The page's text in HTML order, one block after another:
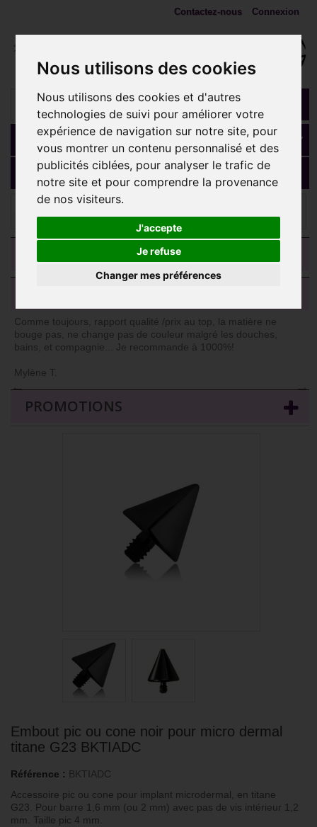
Nous utilisons des cookies
Nous utilisons des cookies et d'autres
technologies de suivi pour améliorer votre
expérience de navigation sur notre site, pour
vous montrer un contenu personnalisé et des
publicités ciblées, pour analyser le trafic de
notre site et pour comprendre la provenance
de nos visiteurs.
J'accepte
Je refuse
Changer mes préférences
Connexion
Contactez-nous
Panier (vide)
MENU
Bijoux de surface et implants
pour micro dermal titane G23 BKTIADC
Comme toujours, rapport qualité /prix au top, la matière ne
bouge pas, ne change pas de couleur malgré les douches,
bains, et compagnie... Je recommande à 1000%!
Mylène T.
→
←
PROMOTIONS
Embout pic ou cone noir pour micro dermal
titane G23 BKTIADC
Référence : BKTIADC
Accessoire pic ou cone pour implant microdermal, en titane
G23. Pour barre 1,6 mm (ou 2 mm) avec pas de vis intérieur 1,2
mm. Taille pic 4 mm.